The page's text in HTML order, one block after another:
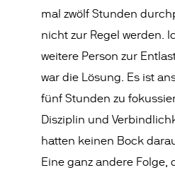
mal zwölf Stunden
nicht zur Regel werden.
weitere Person zur
war die Lösung. Es ist
fünf Stunden zu
Disziplin und
hatten keinen Bock
Eine ganz andere Folge,